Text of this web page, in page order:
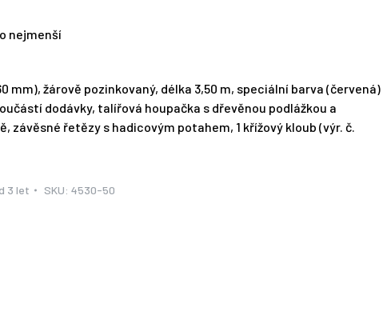
nejmenší
mm), žárově pozinkovaný, délka 3,50 m, speciální barva (červená)
dodávky, talířová houpačka s dřevěnou podlážkou a
závěsné řetězy s hadicovým potahem, 1 křížový kloub (výr. č.
3 let SKU:4530-50